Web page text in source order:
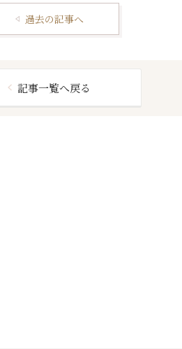
過去の記事へ
記事一覧へ戻る